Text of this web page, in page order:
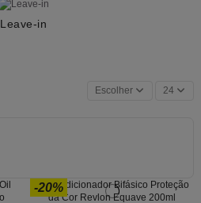
Leave-in
Escolher 24
-20%